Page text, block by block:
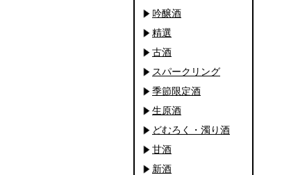
吟醸酒
精選
古酒
スパークリング
季節限定酒
生原酒
どむろく・濁り酒
甘酒
新酒